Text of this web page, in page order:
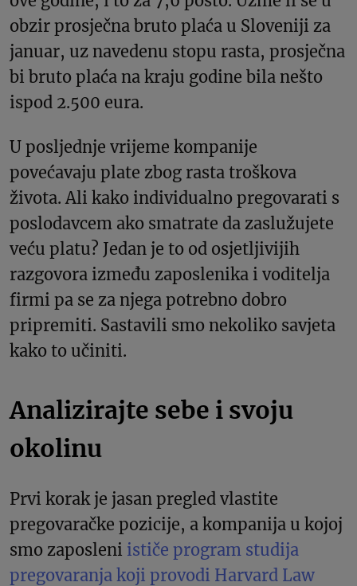
obzir prosječna bruto plaća u Sloveniji za
januar, uz navedenu stopu rasta, prosječna
bi bruto plaća na kraju godine bila nešto
ispod 2.500 eura.
U posljednje vrijeme kompanije
povećavaju plate zbog rasta troškova
života. Ali kako individualno pregovarati s
poslodavcem ako smatrate da zaslužujete
veću platu? Jedan je to od osjetljivijih
razgovora između zaposlenika i voditelja
firmi pa se za njega potrebno dobro
pripremiti. Sastavili smo nekoliko savjeta
kako to učiniti.
Analizirajte sebe i svoju
okolinu
Prvi korak je jasan pregled vlastite
pregovaračke pozicije, a kompanija u kojoj
smo zaposleni ističe program studija
pregovaranja koji provodi Harvard Law